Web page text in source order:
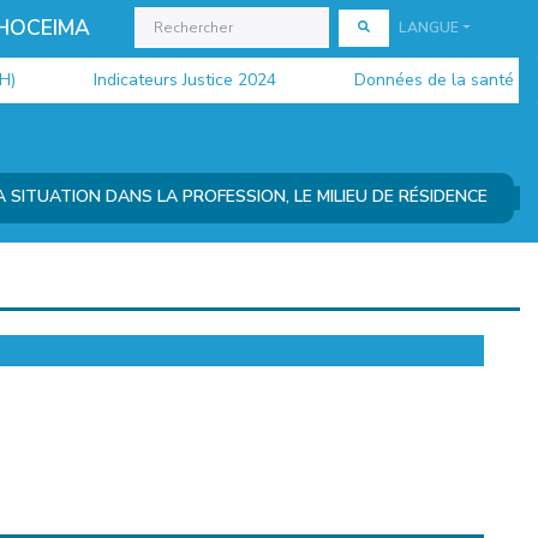
LANGUE
Indicateurs Justice 2024 Données de la santé 2024
DANS LA PROFESSION, LE MILIEU DE RÉSIDENCE